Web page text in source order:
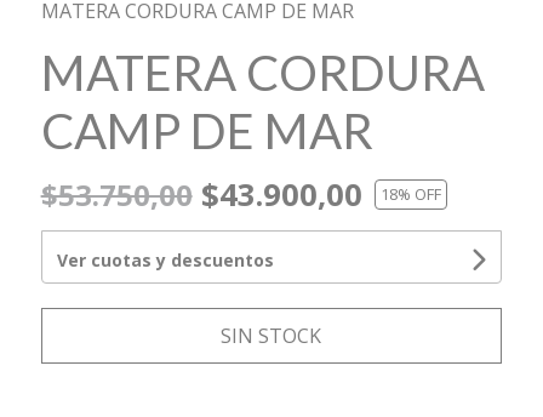
MATERA CORDURA CAMP DE MAR
MATERA CORDURA
CAMP DE MAR
$53.750,00$43.900,00 18% OFF
Ver cuotas y descuentos
SIN STOCK